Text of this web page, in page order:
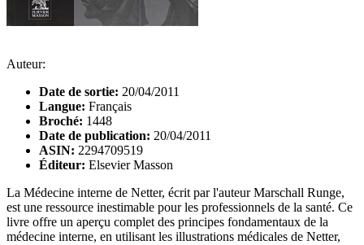
Auteur:
Date de sortie: 20/04/2011
Langue: Français
Broché: 1448
Date de publication: 20/04/2011
ASIN: 2294709519
Éditeur: Elsevier Masson
La Médecine interne de Netter, écrit par l'auteur Marschall Runge,
est une ressource inestimable pour les professionnels de la santé. Ce
livre offre un aperçu complet des principes fondamentaux de la
médecine interne, en utilisant les illustrations médicales de Netter,